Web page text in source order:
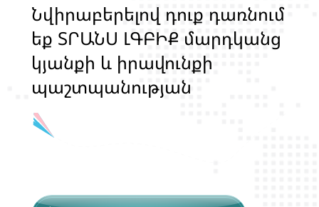
Նվիրաբերելով դոք դառնոմ
եք ՏՐԱՆՍ ԼԳԲԻՔ մարդկանց
կյանքի և իրավոնքի
պաշտպանոթյան